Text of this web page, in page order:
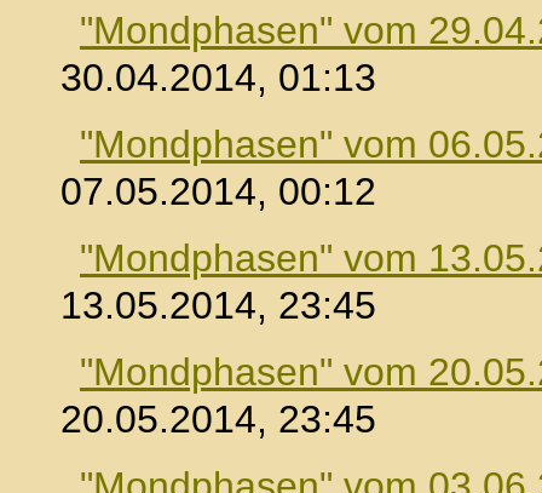
"Mondphasen" vom
30.04.2014, 01:13
"Mondphasen" vom
07.05.2014, 00:12
"Mondphasen" vom
13.05.2014, 23:45
"Mondphasen" vom
20.05.2014, 23:45